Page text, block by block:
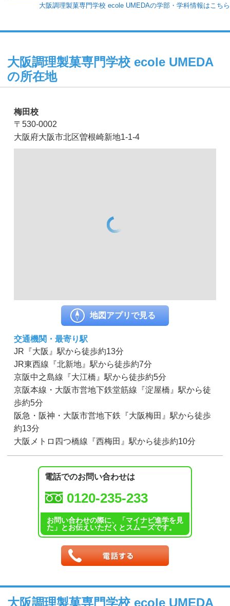
大阪調理製菓専門学校 ecole UMEDAの学部・学科情報はこちら
大阪調理製菓専門学校 ecole UMEDA
の所在地
梅田校
〒530-0002
大阪府大阪市北区曽根崎新地1-1-4
地図アプリで見る
交通機関・最寄り駅
JR『大阪』駅から徒歩約13分
JR東西線『北新地』駅から徒歩約7分
京阪中之島線『大江橋』駅から徒歩約5分
京阪本線・大阪市営地下鉄堂筋線『淀屋橋』駅から徒
歩約5分
阪急・阪神・大阪市営地下鉄『大阪梅田』駅から徒歩
約13分
大阪メトロ四つ橋線『西梅田』駅から徒歩約10分
電話でのお問い合わせは
0120-235-233
お問い合わせの際に、「マイナビ進学を見
た」とお伝えいただくとスムーズです。
大阪調理製菓専門学校 ecole UMEDA